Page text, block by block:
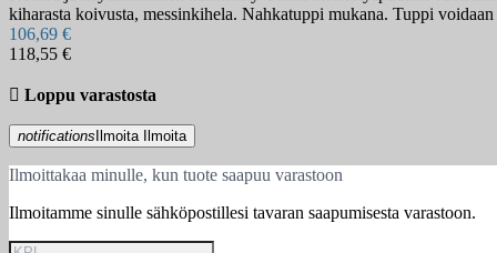
kiharasta koivusta, messinkihela. Nahkatuppi mukana. Tuppi voidaan
106,69 €
118,55 €
 Loppu varastosta
notifications Ilmoita Ilmoita
Ilmoittakaa minulle, kun tuote saapuu varastoon
Ilmoitamme sinulle sähköpostillesi tavaran saapumisesta varastoon.